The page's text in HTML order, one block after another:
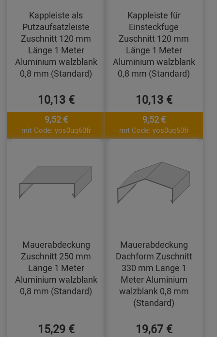
Kappleiste als
Putzaufsatzleiste
Zuschnitt 120 mm
Länge 1 Meter
Aluminium walzblank
0,8 mm (Standard)
10,13 €
9,52 €
mit Code: yos0uq60fr
Kappleiste für
Einsteckfuge
Zuschnitt 120 mm
Länge 1 Meter
Aluminium walzblank
0,8 mm (Standard)
10,13 €
9,52 €
mit Code: yos0uq60fr
Mauerabdeckung
Zuschnitt 250 mm
Länge 1 Meter
Aluminium walzblank
0,8 mm (Standard)
15,29 €
Mauerabdeckung
Dachform Zuschnitt
330 mm Länge 1
Meter Aluminium
walzblank 0,8 mm
(Standard)
19,67 €